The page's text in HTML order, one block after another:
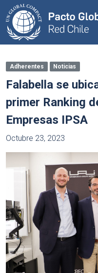
Adherentes Noticias
Falabella se
primer Ranking
Empresas IPSA
Octubre 23, 2023